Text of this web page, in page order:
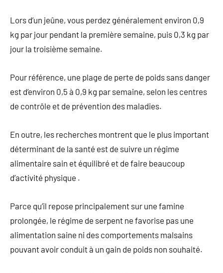
Lors d’un jeûne, vous perdez généralement environ 0,9
kg par jour pendant la première semaine, puis 0,3 kg par
jour la troisième semaine.
Pour référence, une plage de perte de poids sans danger
est d’environ 0,5 à 0,9 kg par semaine, selon les centres
de contrôle et de prévention des maladies.
En outre, les recherches montrent que le plus important
déterminant de la santé est de suivre un régime
alimentaire sain et équilibré et de faire beaucoup
d’activité physique .
Parce qu’il repose principalement sur une famine
prolongée, le régime de serpent ne favorise pas une
alimentation saine ni des comportements malsains
pouvant avoir conduit à un gain de poids non souhaité.